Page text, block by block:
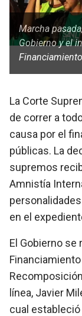
Marcha
Gobierno y el
La Corte
de correr a
causa por el
públicas. La
supremos
Amnistía
en el
El Gobierno se
línea, Javier
cual estableció